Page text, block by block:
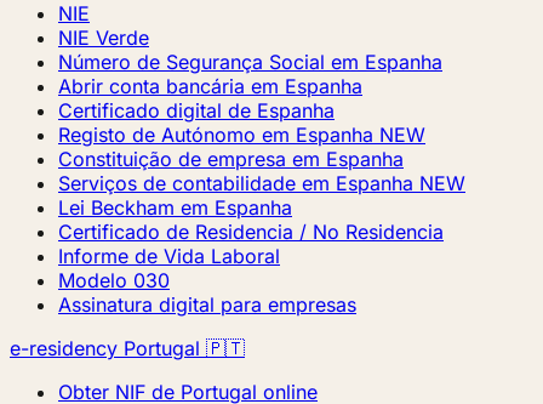
NIE
NIE Verde
Número de Segurança Social em Espanha
Abrir conta bancária em Espanha
Certificado digital de Espanha
Registo de Autónomo em Espanha NEW
Constituição de empresa em Espanha
Serviços de contabilidade em Espanha NEW
Lei Beckham em Espanha
Certificado de Residencia / No Residencia
Informe de Vida Laboral
Modelo 030
Assinatura digital para empresas
e-residency Portugal 🇵🇹
Obter NIF de Portugal online